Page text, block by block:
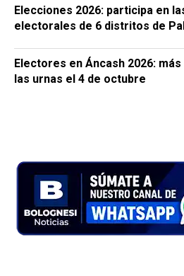
Elecciones 2026: participa en
electorales de 6 distritos de
Electores en Áncash 2026:
las urnas el 4 de octubre